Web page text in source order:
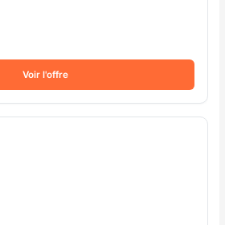
Voir l'offre